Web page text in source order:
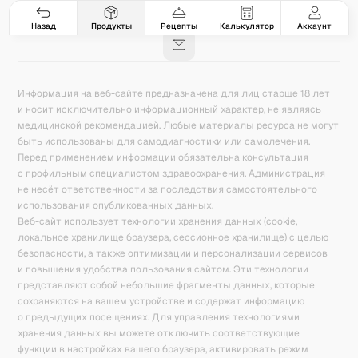
Назад Продукты Рецепты Калькулятор Аккаунт
Гастро-сеты 8 Рецепты 171 Продукты 5078 42
База знаний Калькулятор калорий
Информация на веб-сайте предназначена для лиц старше 18 лет
и носит исключительно информационный характер, не являясь
медицинской рекомендацией. Любые материалы ресурса не могут
быть использованы для самодиагностики или самолечения.
Перед применением информации обязательна консультация
с профильным специалистом здравоохранения. Администрация
не несёт ответственности за последствия самостоятельного
использования опубликованных данных.
Веб-сайт использует технологии хранения данных (cookie,
локальное хранилище браузера, сессионное хранилище) с целью
безопасности, а также оптимизации и персонализации сервисов
и повышения удобства пользования сайтом. Эти технологии
представляют собой небольшие фрагменты данных, которые
сохраняются на вашем устройстве и содержат информацию
о предыдущих посещениях. Для управления технологиями
хранения данных вы можете отключить соответствующие
функции в настройках вашего браузера, активировать режим